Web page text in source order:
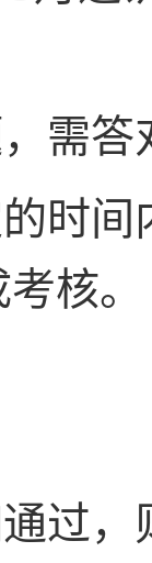
需答
时
核。
过，